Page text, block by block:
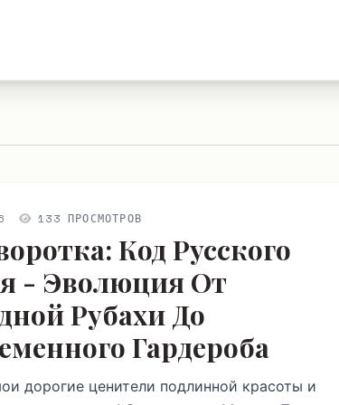
133 ПРОСМОТРОВ
Код Русского
- Эволюция От
Рубахи До
Гардероба
дорогие ценители подлинной красоты и